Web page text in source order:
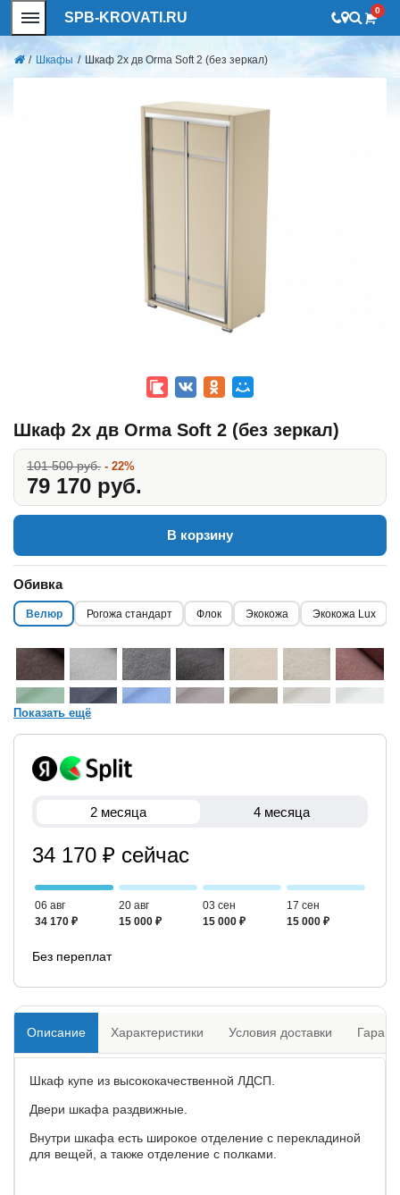
SPB-KROVATI.RU 0
/ Шкафы / Шкаф 2х дв Orma Soft 2 (без зеркал)
Шкаф 2х дв Orma Soft 2 (без зеркал)
101 500 руб. - 22%
79 170 руб.
В корзину
Обивка
Велюр Рогожа стандарт Флок Экокожа Экокожа Lux
Показать ещё
2 месяца 4 месяца
34 170 ₽ сейчас
06 авг
34 170 ₽
20 авг
15 000 ₽
03 сен
15 000 ₽
17 сен
15 000 ₽
Без переплат
Описание Характеристики Условия доставки
Шкаф купе из высококачественной ЛДСП.
Двери шкафа раздвижные.
Внутри шкафа есть широкое отделение с перекладиной
для вещей, а также отделение с полками.